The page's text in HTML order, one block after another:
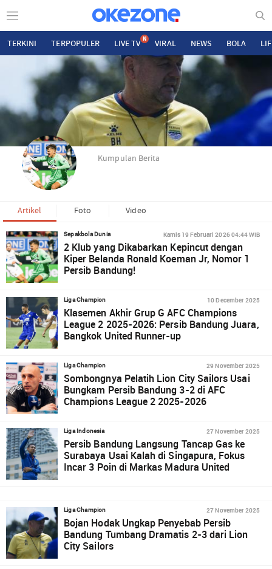
TERKINI TERPOPULER LIVE TV N VIRAL NEWS BOLA
Kumpulan Berita
Artikel Foto Video
Sepakbola Dunia Kamis 19 Februari 2026 04:44 WIB
2 Klub yang Dikabarkan Kepincut dengan
Kiper Belanda Ronald Koeman Jr, Nomor 1
Persib Bandung!
Liga Champion 10 December 2025
Klasemen Akhir Grup G AFC Champions
League 2 2025-2026: Persib Bandung Juara,
Bangkok United Runner-up
Liga Champion 29 November 2025
Sombongnya Pelatih Lion City Sailors Usai
Bungkam Persib Bandung 3-2 di AFC
Champions League 2 2025-2026
Liga Indonesia 27 November 2025
Persib Bandung Langsung Tancap Gas ke
Surabaya Usai Kalah di Singapura, Fokus
Incar 3 Poin di Markas Madura United
Liga Champion 27 November 2025
Bojan Hodak Ungkap Penyebab Persib
Bandung Tumbang Dramatis 2-3 dari Lion
City Sailors